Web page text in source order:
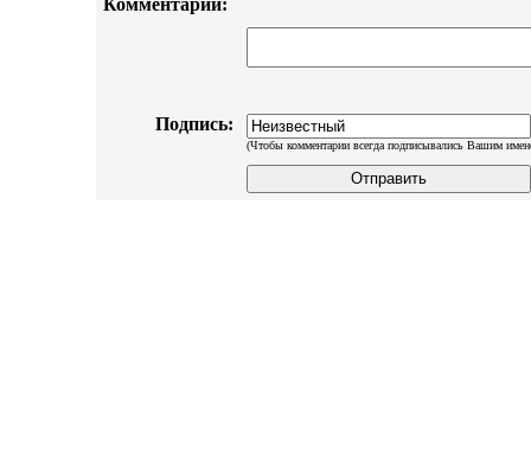
Подпись:
(Чтобы комментарии всегда подписывались Вашим